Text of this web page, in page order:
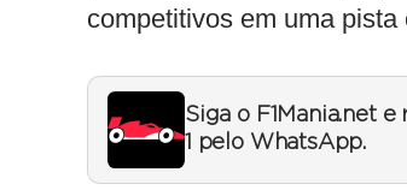
competitivos em uma pista
Siga o F1Mania.net
1 pelo WhatsApp.